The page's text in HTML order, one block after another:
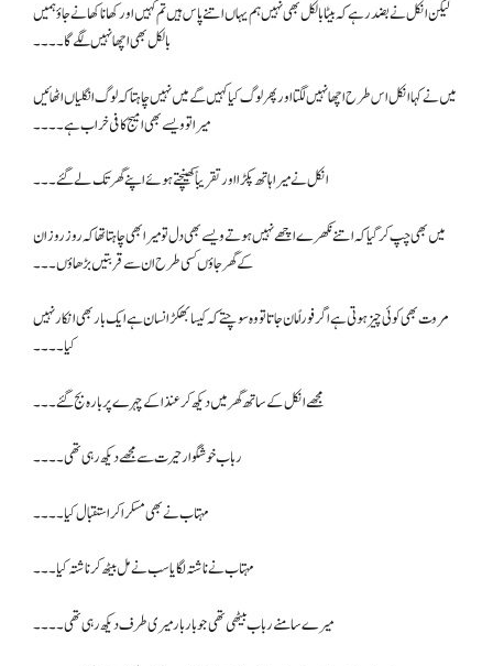
لیکن انکل نے بضد رہے کہ بیٹا بالکل بھی نہیں ہم یہاں اتنے پاس ہیں تم کہیں اور کھانا کھانے جاؤ ہمیں
بالکل بھی اچھا نہیں لگے گا۔۔۔۔
میں نے کہا انکل اس طرح اچھا نہیں لگتا اور پھر لوگ کیا کہیں گے میں نہیں چاہتا کہ لوگ انگلیاں اٹھائیں
میرا تو ویسے بھی امیج کافی خراب ہے۔۔۔۔
انکل نے میرا ہاتھ پکڑا اور تقریباً کھینچتے ہوئے اپنے گھر تک لے گئے۔۔۔
میں بھی چپ کر گیا کہ اتنے نکھرے اچھے نہیں ہوتے ویسے بھی دل تو میرا بھی چاہتا تھا کہ روز روز ان
کے گھر جاؤں کسی طرح ان سے قربتیں بڑھاؤں۔۔۔
مروت بھی کوئی چیز ہوتی ہے اگر فوراً مان جاتا تو وہ سوچتے کہ کیسا بھکڑ انسان ہے ایک بار بھی انکار نہیں
کیا۔۔۔۔
مجھے انکل کے ساتھ گھر میں دیکھ کر عنذا کے چہرے پر بارہ بج گئے۔۔۔
رباب خوشگوار حیرت سے مجھے دیکھ رہی تھی۔۔۔۔
مہتاب نے بھی مسکرا کر استقبال کیا۔۔۔۔
مہتاب نے ناشتہ لگایا سب نے مل بیٹھ کر ناشتہ کیا۔۔۔
میرے سامنے رباب بیٹھی تھی جو بار بار میری طرف دیکھ رہی تھی۔۔۔۔